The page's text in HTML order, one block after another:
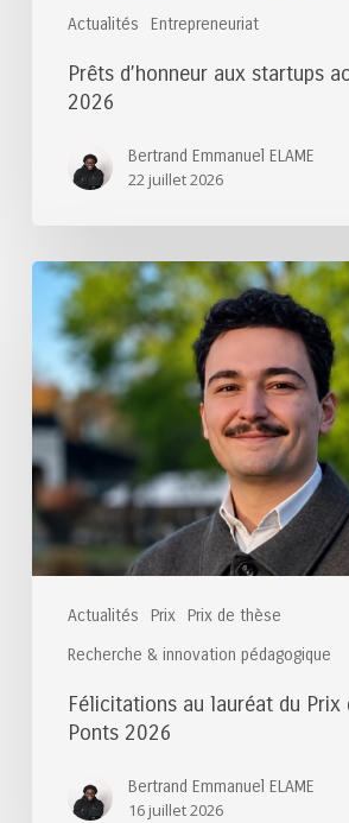
Actualités Entrepreneuriat
Prêts d’honneur aux startups
2026
Bertrand Emmanuel ELAME
22 juillet 2026
Actualités Prix Prix de thèse
Recherche & innovation pédagogique
Félicitations
lauréat
du
Prix
de
thèse
des
Ponts
2026
Félicitations au lauréat du Prix
Ponts 2026
Bertrand Emmanuel ELAME
16 juillet 2026